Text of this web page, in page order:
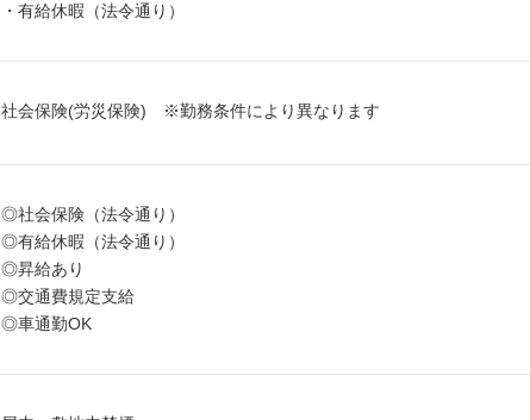
・有給休暇（法令通り）
社会保険(労災保険) ※勤務条件により異なります
◎社会保険（法令通り）
◎有給休暇（法令通り）
◎昇給あり
◎交通費規定支給
◎車通勤OK